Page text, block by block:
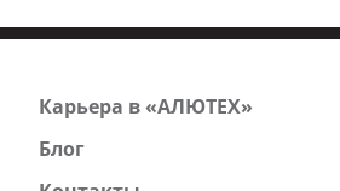
Карьера в «АЛЮТЕХ»
Блог